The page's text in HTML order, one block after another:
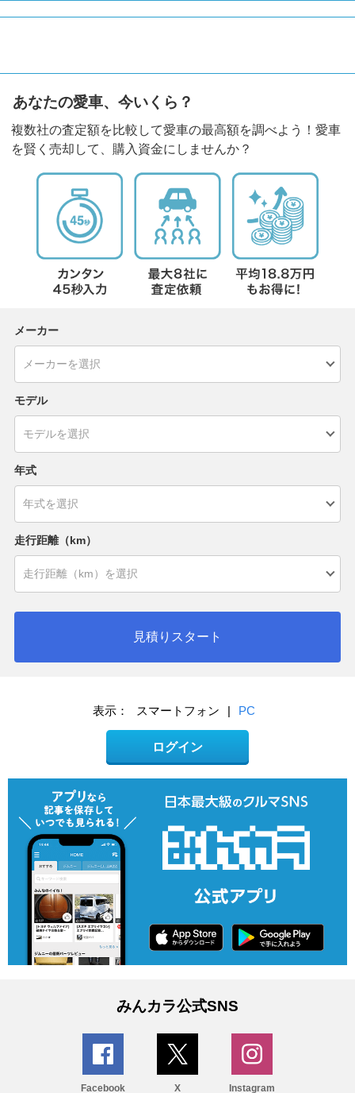
あなたの愛車、今いくら？
複数社の査定額を比較して愛車の最高額を調べよう！愛車
を賢く売却して、購入資金にしませんか？
メーカー
モデル
年式
走行距離（km）
見積りスタート
表示： スマートフォン | PC
ログイン
みんカラ公式SNS
Facebook X Instagram